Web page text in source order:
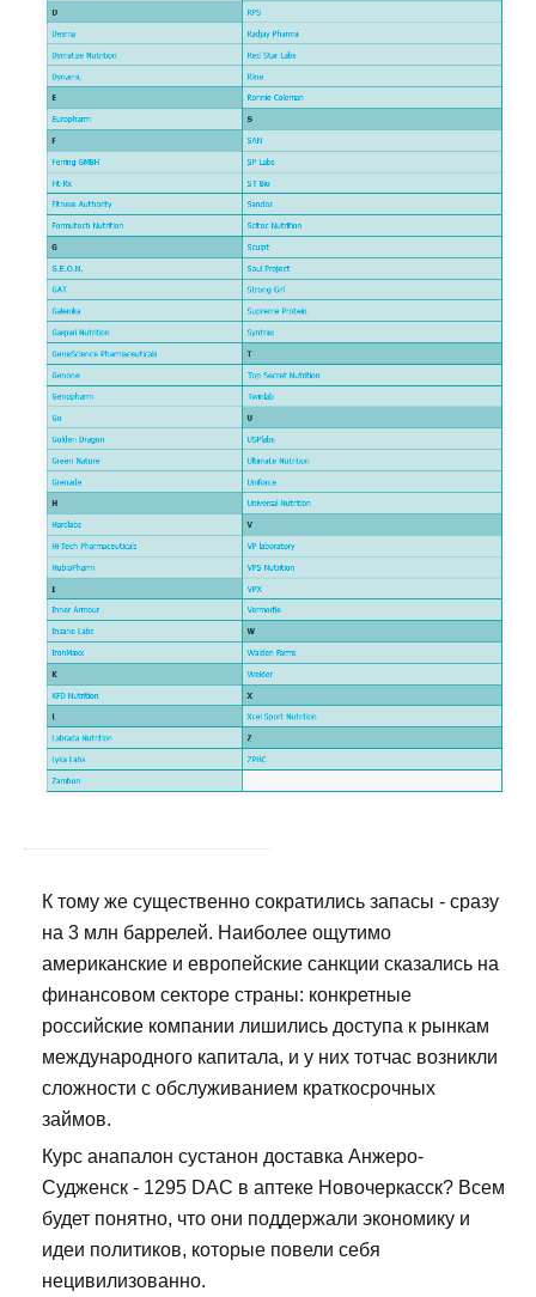
К тому же существенно сократились запасы - сразу
на 3 млн баррелей. Наиболее ощутимо
американские и европейские санкции сказались на
финансовом секторе страны: конкретные
российские компании лишились доступа к рынкам
международного капитала, и у них тотчас возникли
сложности с обслуживанием краткосрочных
займов.
Курс анапалон сустанон доставка Анжеро-
Судженск - 1295 DAC в аптеке Новочеркасск? Всем
будет понятно, что они поддержали экономику и
идеи политиков, которые повели себя
нецивилизованно.